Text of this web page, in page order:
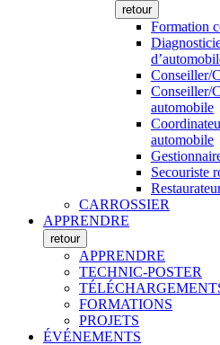
retour
Formation
Conseiller/
Conseiller/
automobile
automobile
Secouriste
CARROSSIER
APPRENDRE
retour
APPRENDRE
TECHNIC-POSTER
FORMATIONS
PROJETS
ÉVÉNEMENTS